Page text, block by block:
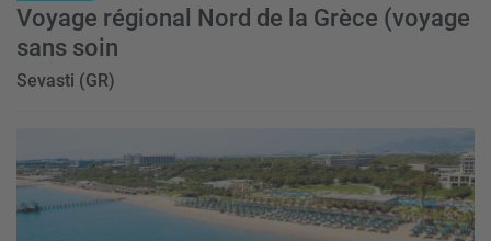
Voyage régional Nord de la Grèce (voyage
sans soin
Sevasti (GR)